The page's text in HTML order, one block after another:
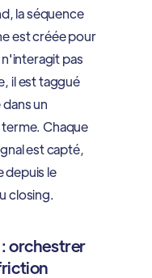
la séquence
est créée pour
pas
il est taggué
un
Chaque
est capté,
depuis le
closing.
orchestrer